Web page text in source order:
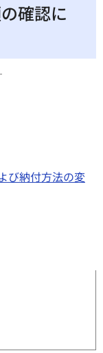
確認に
び納付方法の変